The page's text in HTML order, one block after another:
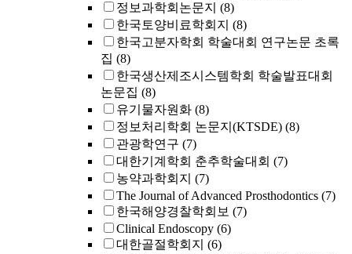
정보과학회논문지 (8)
한국토양비료학회지 (8)
한국고분자학회 학술대회 연구논문 초록
집 (8)
한국생산제조시스템학회 학술발표대회
논문집 (8)
유기물자원화 (8)
정보처리학회 논문지(KTSDE) (8)
관광학연구 (7)
대한기계학회 춘추학술대회 (7)
농약과학회지 (7)
The Journal of Advanced Prosthodontics (7)
한국해양경찰학회보 (7)
Clinical Endoscopy (6)
대한골절학회지 (6)